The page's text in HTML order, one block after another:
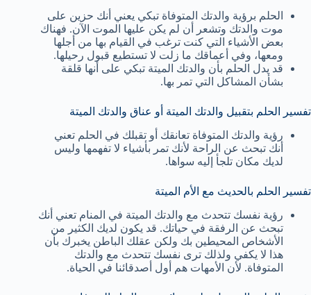
الحلم برؤية والدتك المتوفاة تبكي يعني أنك حزين على
موت والدتك وتشعر أن لم يكن عليها الموت الآن. فهناك
بعض الأشياء التي كنت ترغب في القيام بها من أجلها
ومعها، وفي أعماقك ما زلت لا تستطيع قبول رحيلها.
قد يدل الحلم بأن والدتك الميتة تبكي على أنها قلقة
بشأن المشاكل التي تمر بها.
تفسير الحلم بتقبيل والدتك الميتة أو عناق والدتك الميتة
رؤية والدتك المتوفاة تعانقك أو تقبلك في الحلم تعني
أنك تبحث عن الراحة لأنك تمر بأشياء لا تفهمها وليس
لديك مكان تلجأ إليه سواها.
تفسير الحلم بالحديث مع الأم الميتة
رؤية نفسك تتحدث مع والدتك الميتة في المنام تعني أنك
تبحث عن الرفقة في حياتك. قد يكون لديك الكثير من
الأشخاص المحيطين بك ولكن عقلك الباطن يخبرك بأن
هذا لا يكفي ولذلك ترى نفسك تتحدث مع والدتك
المتوفاة. لأن الأمهات هم أول أصدقائنا في الحياة.